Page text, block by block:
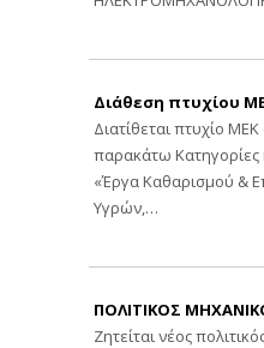
Διάθεση πτυχίου
Διατίθεται πτυχίο
παρακάτω Κατηγορίες
«Έργα Καθαρισμού &
Υγρών,…
ΠΟΛΙΤΙΚΟΣ
Ζητείται νέος